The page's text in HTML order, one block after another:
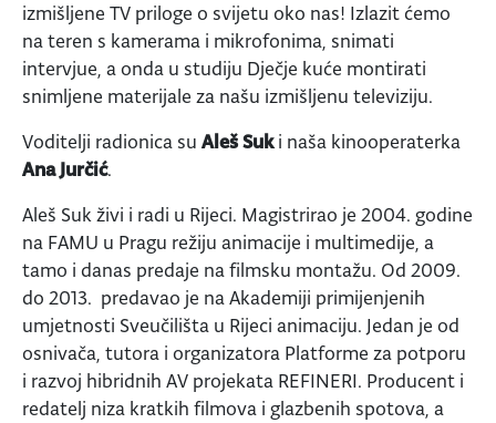
izmišljene TV priloge o svijetu oko nas! Izlazit ćemo
na teren s kamerama i mikrofonima, snimati
intervjue, a onda u studiju Dječje kuće montirati
snimljene materijale za našu izmišljenu televiziju.
Voditelji radionica su Aleš Suki naša kinooperaterka
Ana Jurčić.
Aleš Suk živi i radi u Rijeci. Magistrirao je 2004. godine
na FAMU u Pragu režiju animacije i multimedije, a
tamo i danas predaje na filmsku montažu. Od 2009.
do 2013. predavao je na Akademiji primijenjenih
umjetnosti Sveučilišta u Rijeci animaciju. Jedan je od
osnivača, tutora i organizatora Platforme za potporu
i razvoj hibridnih AV projekata REFINERI. Producent i
redatelj niza kratkih filmova i glazbenih spotova, a